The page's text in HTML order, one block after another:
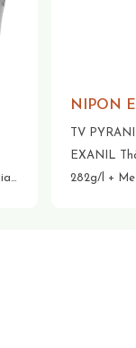
NIPON
TV
EXANIL Thành
282g/l +